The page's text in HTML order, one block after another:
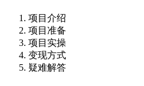
项目介绍
项目准备
项目实操
变现方式
疑难解答